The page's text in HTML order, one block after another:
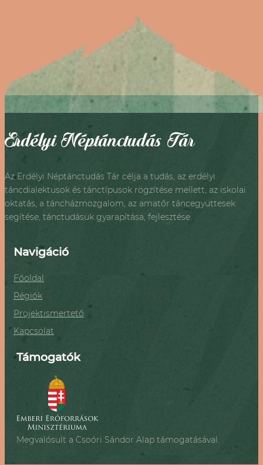
Erdélyi Néptánctudás Tár
Az Erdélyi Néptánctudás Tár célja a tudás, az erdélyi
táncdialektusok és tánctípusok rögzítése mellett, az iskolai
oktatás, a táncházmozgalom, az amatőr táncegyüttesek
segítése, tánctudásuk gyarapítása, fejlesztése.
Navigáció
Főoldal
Régiók
Projektismertető
Kapcsolat
Támogatók
Megvalósult a Csoóri Sándor Alap támogatásával.